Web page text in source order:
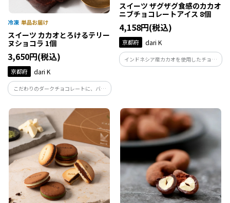
スイーツ カカオとろけるテリー
ヌショコラ 1個
3,650円(税込)
京都府 dari K
こだわりのダークチョコレートに、バタ
ー、卵、砂糖、小麦粉を合わせたシンプ
ルなレシピ。低温で焼き上げることで、
なめらかな口どけを引き出しました。イ
ンドネシア産カカオの濃厚な味わいをご
堪能ください。
スイーツ ザグザグ食感のカカオ
ニブチョコレートアイス 8個
4,158円(税込)
京都府 dari K
インドネシア産カカオを使用したチョコ
レートを使った香り高いアイスクリー